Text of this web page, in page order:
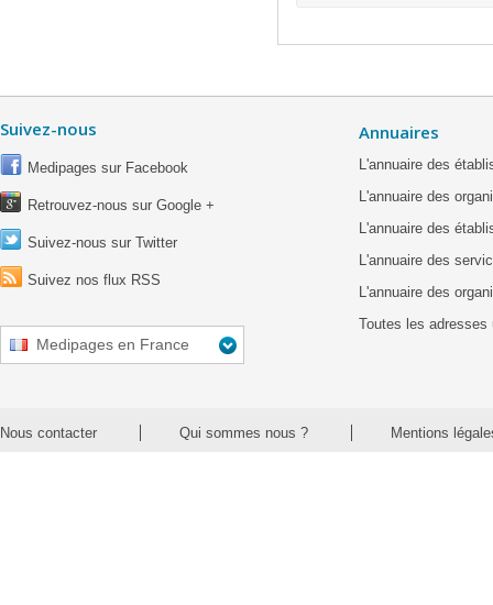
Suivez-nous
Medipages sur Facebook
Retrouvez-nous sur Google +
Suivez-nous sur Twitter
Suivez nos flux RSS
Medipages en France
Annuaires
L'annuaire des
L'annuaire des
L'annuaire des
L'annuaire des
L'annuaire des
Toutes les adresses
Nous contacter Qui sommes nous ? Mentions